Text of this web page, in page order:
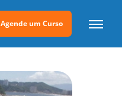
Agende um Curso